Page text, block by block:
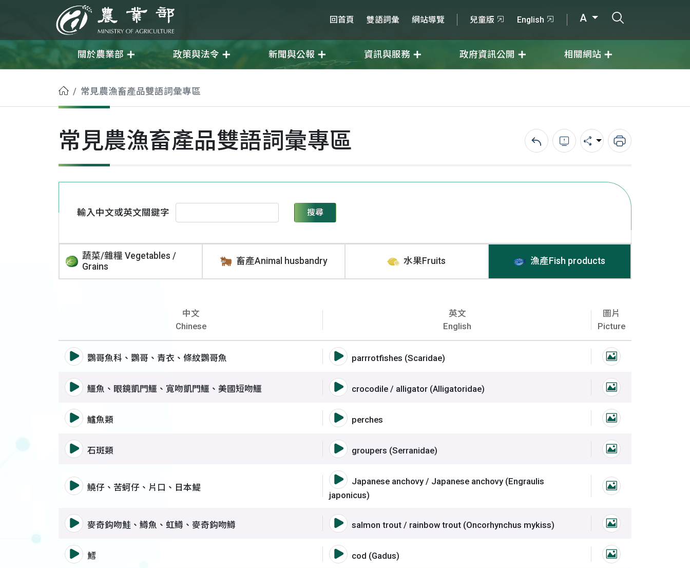
農業部 回首頁 雙語詞彙 網站導覽 兒童版 English A
關於農業部 政策與法令 新聞與公報 資訊與服務 政府資訊公開 相關網站
首頁常見農漁畜產品雙語詞彙專區
常見農漁畜產品雙語詞彙專區 回上一頁錯誤回報分享 列印
輸入中文或英文關鍵字 搜尋
蔬菜/雜糧 Vegetables /
Grains
畜產Animal husbandry 水果Fruits 漁產Fish products
中文
Chinese
英文
English
圖片
Picture
語音撥放詞彙 鸚哥魚科、鸚哥、青衣、條紋鸚哥魚
鸚哥魚科、鸚哥、青衣、條紋鸚哥魚 語音撥放詞彙 鸚哥魚科、鸚哥、青衣、條紋鸚哥魚
parrrotfishes (Scaridae) 鸚哥魚科、鸚哥
語音撥放詞彙 鱷魚、眼鏡凱門鱷、寬吻凱門鱷、美國短吻鱷
鱷魚、眼鏡凱門鱷、寬吻凱門鱷、美國短吻鱷 語音撥放詞彙 鱷魚、眼鏡凱門鱷、寬吻凱門鱷、美國短吻鱷
crocodile / alligator (Alligatoridae) 鱷魚、眼鏡凱門
語音撥放詞彙 鱸魚類
鱸魚類 語音撥放詞彙 鱸魚類
perches 鱸魚類圖片
語音撥放詞彙 石斑類
石斑類 語音撥放詞彙 石斑類
groupers (Serranidae) 石斑類圖片
語音撥放詞彙 鱙仔、苦蚵仔、片口、日本鯷
鱙仔、苦蚵仔、片口、日本鯷
語音撥放詞彙 鱙仔、苦蚵仔、片口、日本鯷
Japanese anchovy / Japanese anchovy (Engraulis
japonicus)
鱙仔、苦蚵仔、
語音撥放詞彙 麥奇鈎吻鮭、鱒魚、虹鱒、麥奇鈎吻鱒
麥奇鈎吻鮭、鱒魚、虹鱒、麥奇鈎吻鱒 語音撥放詞彙 麥奇鈎吻鮭、鱒魚、虹鱒、麥奇鈎吻鱒
salmon trout / rainbow trout (Oncorhynchus mykiss) 麥奇鈎吻鮭、鱒
語音撥放詞彙 鱈
鱈 語音撥放詞彙 鱈
cod (Gadus) 鱈圖片